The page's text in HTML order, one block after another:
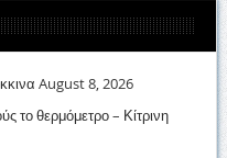
August 8, 2026
το θερμόμετρο – Κίτρινη